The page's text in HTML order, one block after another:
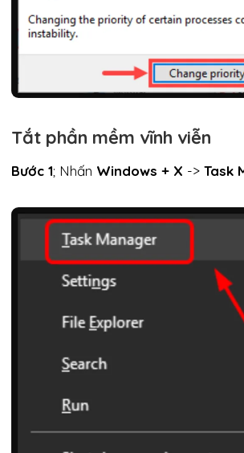
Tắt phần mềm vĩnh viễn
Bước 1; Nhấn Windows + X -> Task